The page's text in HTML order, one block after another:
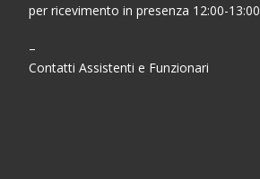
per ricevimento in presenza 12:00-13:00
–
Contatti Assistenti e Funzionari